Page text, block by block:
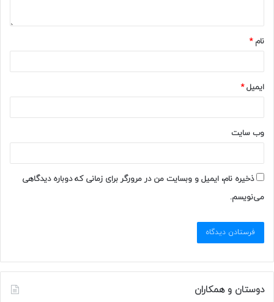
نام*
ایمیل*
وب‌ سایت
ذخیره نام، ایمیل و وبسایت من در مرورگر برای زمانی که دوباره دیدگاهی
می‌نویسم.
دوستان و همکاران